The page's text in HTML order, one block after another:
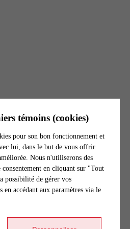
témoins (cookies)
pour son bon fonctionnement et
lui, dans le but de vous offrir
Nous n'utiliserons des
en cliquant sur "Tout
possibilité de gérer vos
en accédant aux paramètres via le